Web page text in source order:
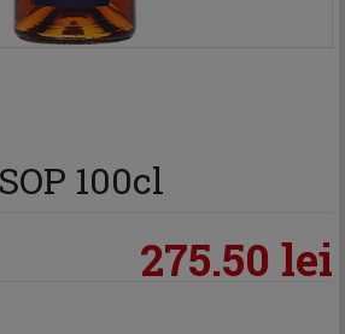
100cl
275.50 lei